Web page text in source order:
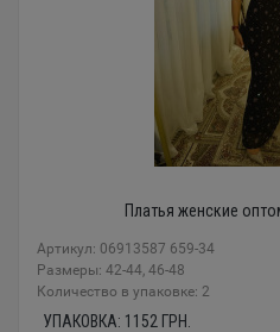
Платья женские
Артикул: 06913587 659-34
Размеры: 42-44, 46-48
Количество в упаковке: 2
УПАКОВКА: 1152 ГРН.